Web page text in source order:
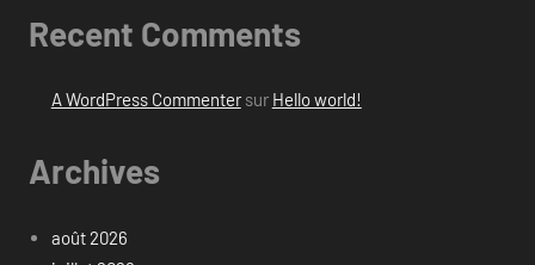
Recent Comments
A WordPress Commentersur Hello world!
Archives
août 2026